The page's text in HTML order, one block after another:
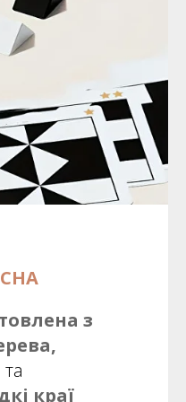
з
краї